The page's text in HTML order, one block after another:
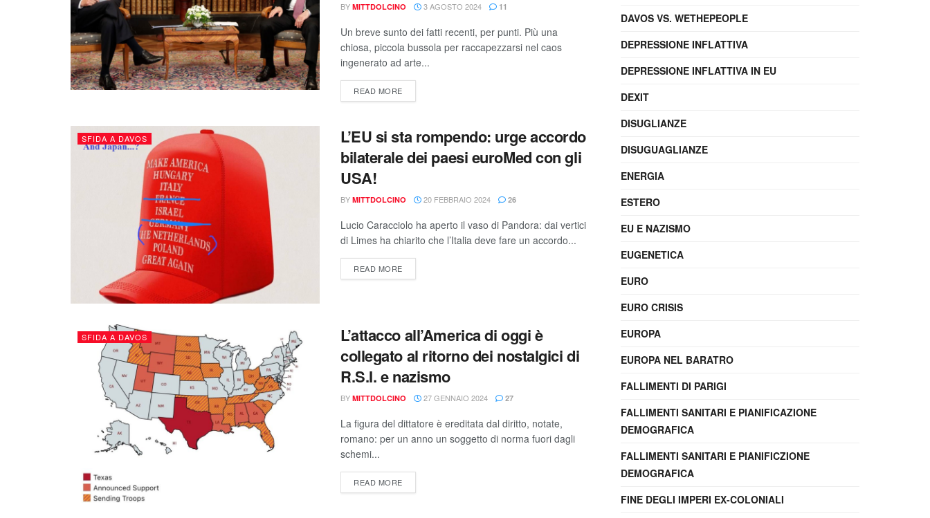
BY MITTDOLCINO 3 AGOSTO 2024 11
Un breve sunto dei fatti recenti, per punti. Più una
chiosa, piccola bussola per raccapezzarsi nel caos
ingenerato ad arte...
READ MORE
SFIDA A DAVOS
L’EU si sta rompendo: urge accordo
bilaterale dei paesi euroMed con gli
USA!
BY MITTDOLCINO 20 FEBBRAIO 2024 26
Lucio Caracciolo ha aperto il vaso di Pandora: dai vertici
di Limes ha chiarito che l’Italia deve fare un accordo...
READ MORE
SFIDA A DAVOS
L’attacco all’America di oggi è
collegato al ritorno dei nostalgici di
R.S.I. e nazismo
BY MITTDOLCINO 27 GENNAIO 2024 27
La figura del dittatore è ereditata dal diritto, notate,
romano: per un anno un soggetto di norma fuori dagli
schemi...
READ MORE
DAVOS VS. WETHEPEOPLE
DEPRESSIONE INFLATTIVA
DEPRESSIONE INFLATTIVA IN EU
DEXIT
DISUGLIANZE
DISUGUAGLIANZE
ENERGIA
ESTERO
EU E NAZISMO
EUGENETICA
EURO
EURO CRISIS
EUROPA
EUROPA NEL BARATRO
FALLIMENTI DI PARIGI
FALLIMENTI SANITARI E PIANIFICAZIONE
DEMOGRAFICA
FALLIMENTI SANITARI E PIANIFICZIONE
DEMOGRAFICA
FINE DEGLI IMPERI EX-COLONIALI